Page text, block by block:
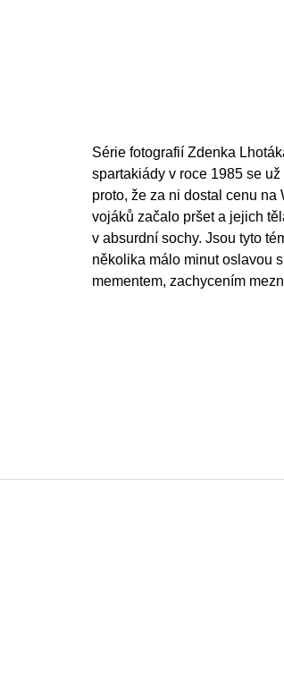
Série fotografií Zdenka
spartakiády v roce 1985 se
proto, že za ni dostal cenu
vojáků začalo pršet a jejich
v absurdní sochy. Jsou tyto
několika málo minut oslavou
mementem, zachycením